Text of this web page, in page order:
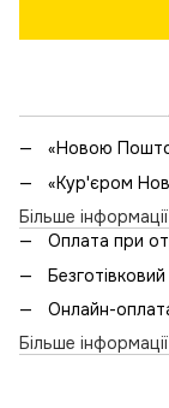
«Новою
«Кур'єром
Більше
Оплата при
Онлайн-
Більше